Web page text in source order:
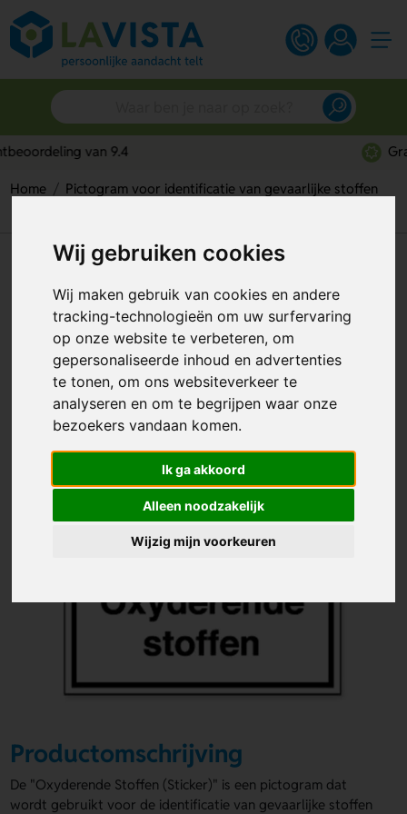
Wij gebruiken cookies
Wij maken gebruik van cookies en andere
tracking-technologieën om uw surfervaring
op onze website te verbeteren, om
gepersonaliseerde inhoud en advertenties
te tonen, om ons websiteverkeer te
analyseren en om te begrijpen waar onze
bezoekers vandaan komen.
Ik ga akkoord
Alleen noodzakelijk
Wijzig mijn voorkeuren
Home
Pictogram voor identificatie van gevaarlijke stoffen
Oxyderende Stoffen (Sticker)
Artikelnummer: 116293
Productomschrijving
De "Oxyderende Stoffen (Sticker)" is een pictogram dat
wordt gebruikt voor de identificatie van gevaarlijke stoffen